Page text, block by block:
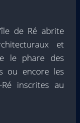
de Ré abrite
et
le phare des
ou encore les
inscrites au